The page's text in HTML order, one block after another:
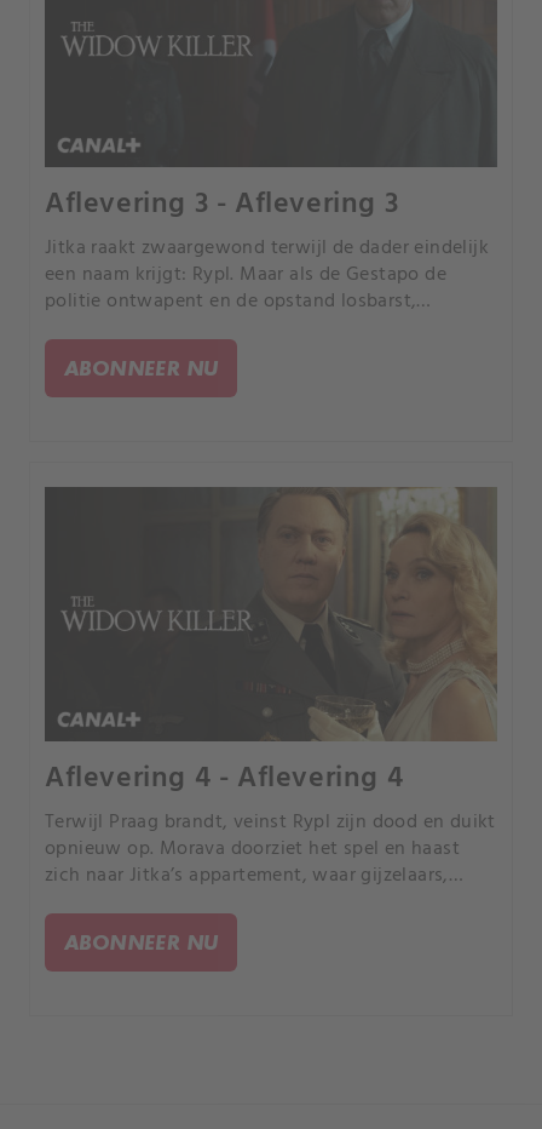
Aflevering 3 - Aflevering 3
Jitka raakt zwaargewond terwijl de dader eindelijk
een naam krijgt: Rypl. Maar als de Gestapo de
politie ontwapent en de opstand losbarst,
ABONNEER NU
Aflevering 4 - Aflevering 4
Terwijl Praag brandt, veinst Rypl zijn dood en duikt
opnieuw op. Morava doorziet het spel en haast
zich naar Jitka’s appartement, waar gijzelaars,
ABONNEER NU